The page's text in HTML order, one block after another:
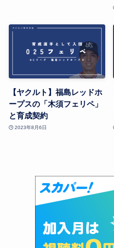
【ヤクルト】福島レッドホ
ープスの「木須フェリペ」
と育成契約
2023年8月6日